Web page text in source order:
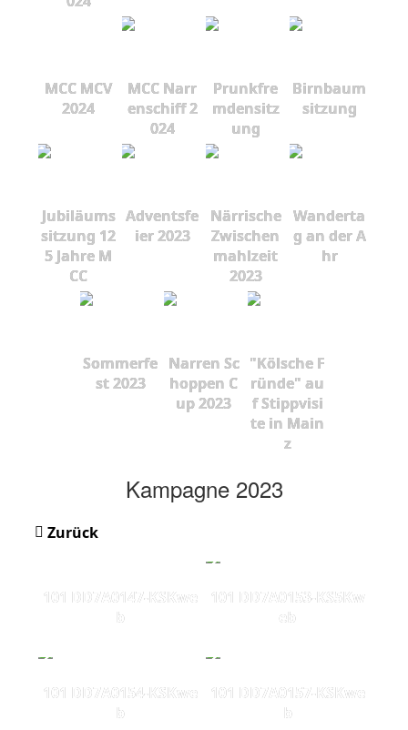
MCC MCV
2024
MCC Narr
enschiff 2
024
Prunkfre
mdensitz
ung
Birnbaum
sitzung
Jubiläums
sitzung 12
5 Jahre M
CC
Adventsfe
ier 2023
Närrische
Zwischen
mahlzeit
2023
Wanderta
g an der A
hr
Sommerfe
st 2023
Narren Sc
hoppen C
up 2023
"Kölsche F
ründe" au
f Stippvisi
te in Main
z
Kampagne 2023
Zurück
101 DD7A0147-KSKwe
b
101 DD7A0153-KS5Kw
eb
101 DD7A0154-KSKwe
b
101 DD7A0157-KSKwe
b